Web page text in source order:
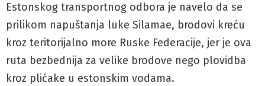
Estonskog transportnog odbora je navelo da se
prilikom napuštanja luke Silamae, brodovi kreću
kroz teritorijalno more Ruske Federacije, jer je ova
ruta bezbednija za velike brodove nego plovidba
kroz plićake u estonskim vodama.